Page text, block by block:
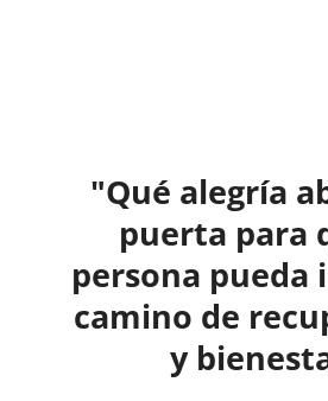
"Qué alegría
puerta para
persona pueda
camino de
y